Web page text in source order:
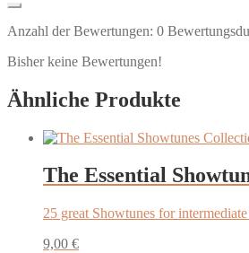
Anzahl der Bewertungen: 0
Bisher keine Bewertungen!
Ähnliche Produkte
The Essential
25 great Showtunes for
9,00 €